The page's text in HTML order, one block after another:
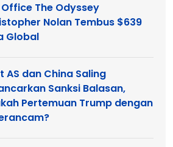
Office The Odyssey
Nolan Tembus $639
Global
AS dan China Saling
Sanksi Balasan,
Pertemuan Trump dengan